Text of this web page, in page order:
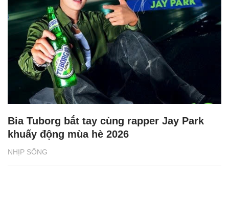
NHỊP SỐNG
Bia Tuborg bắt tay cùng rapper Jay Park
khuấy động mùa hè 2026